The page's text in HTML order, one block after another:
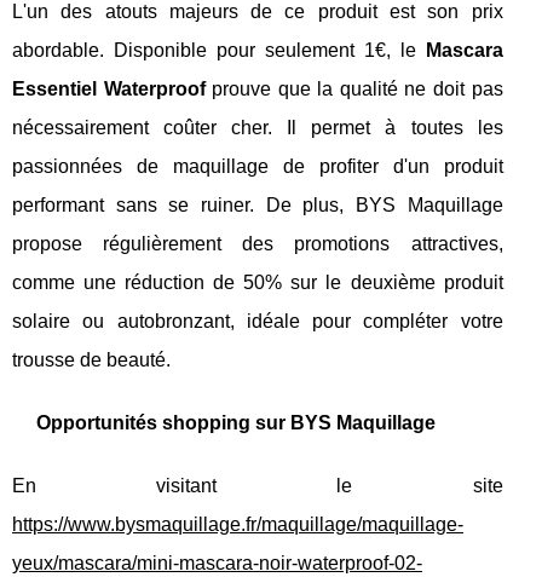
L'un des atouts majeurs de ce produit est son prix
abordable. Disponible pour seulement 1€, le
Mascara
Essentiel Waterproofprouve que la qualité ne doit pas
nécessairement coûter cher. Il permet à toutes les
passionnées de maquillage de profiter d'un produit
performant sans se ruiner. De plus, BYS Maquillage
propose régulièrement des promotions attractives,
comme une réduction de 50% sur le deuxième produit
solaire ou autobronzant, idéale pour compléter votre
trousse de beauté.
Opportunités shopping sur BYS Maquillage
En visitant le site
https://www.bysmaquillage.fr/maquillage/maquillage-
yeux/mascara/mini-mascara-noir-waterproof-02-